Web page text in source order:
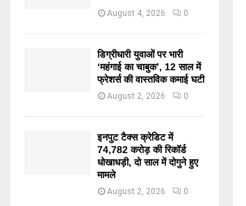
August 4, 2026 0
डिग्रीधारी युवाओं पर भारी
‘महंगाई का चाबुक’, 12 साल में
फ्रेशर्स की वास्तविक कमाई घटी
August 2, 2026 0
इनपुट टैक्स क्रेडिट में
74,782 करोड़ की रिकॉर्ड
धोखाधड़ी, दो साल में दोगुने हुए
मामले
August 2, 2026 0